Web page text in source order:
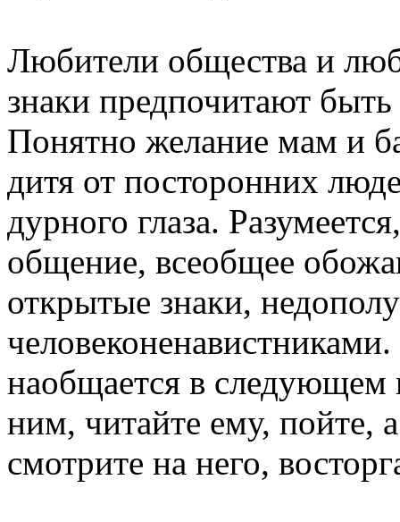
Любители общества и
знаки предпочитают
Понятно желание мам и
дитя от посторонних
дурного глаза.
общение, всеобщее
открытые знаки,
наобщается в следующем
ним, читайте ему, пойте,
смотрите на него,